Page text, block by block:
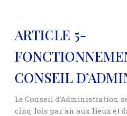
ARTICLE 5-
CONSEIL
Le Conseil d’Administration
cinq fois par an aux lieux et